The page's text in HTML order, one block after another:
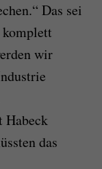
Das sei
wir
Habeck
das